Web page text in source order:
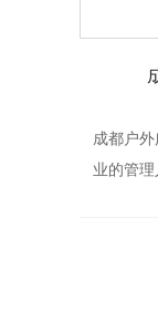
成都户
业的管